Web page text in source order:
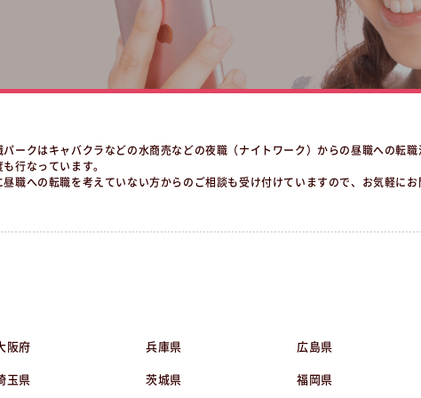
パークはキャバクラなどの水商売などの夜職（ナイトワーク）からの昼職への転
行なっています。
昼職への転職を考えていない方からのご相談も受け付けていますので、お気軽にお
阪府 兵庫県 広島県
玉県 茨城県 福岡県